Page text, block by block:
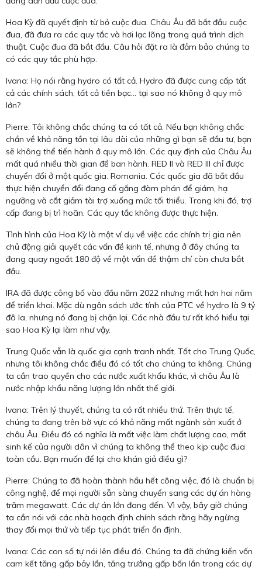
Hoa Kỳ đã quyết định từ bỏ cuộc đua. Châu Âu đã bắt đầu cuộc
đua, đã đưa ra các quy tắc và hơi lạc lõng trong quá trình dịch
thuật. Cuộc đua đã bắt đầu. Câu hỏi đặt ra là đảm bảo chúng ta
có các quy tắc phù hợp.
Ivana: Họ nói rằng hydro có tất cả. Hydro đã được cung cấp tất
cả các chính sách, tất cả tiền bạc... tại sao nó không ở quy mô
lớn?
Pierre: Tôi không chắc chúng ta có tất cả. Nếu bạn không chắc
chắn về khả năng tồn tại lâu dài của những gì bạn sẽ đầu tư, bạn
sẽ không thể tiến hành ở quy mô lớn. Các quy định của Châu Âu
mất quá nhiều thời gian để ban hành. RED II và RED III chỉ được
chuyển đổi ở một quốc gia. Romania. Các quốc gia đã bắt đầu
thực hiện chuyển đổi đang cố gắng đàm phán để giảm, hạ
ngưỡng và cắt giảm tài trợ xuống mức tối thiểu. Trong khi đó, trợ
cấp đang bị trì hoãn. Các quy tắc không được thực hiện.
Tình hình của Hoa Kỳ là một ví dụ về việc các chính trị gia nên
chủ động giải quyết các vấn đề kinh tế, nhưng ở đây chúng ta
đang quay ngoắt 180 độ về một vấn đề thậm chí còn chưa bắt
đầu.
IRA đã được công bố vào đầu năm 2022 nhưng mất hơn hai năm
để triển khai. Mặc dù ngân sách ước tính của PTC về hydro là 9 tỷ
đô la, nhưng nó đang bị chặn lại. Các nhà đầu tư rất khó hiểu tại
sao Hoa Kỳ lại làm như vậy.
Trung Quốc vẫn là quốc gia cạnh tranh nhất. Tốt cho Trung Quốc,
nhưng tôi không chắc điều đó có tốt cho chúng ta không. Chúng
ta cần trao quyền cho các nước xuất khẩu khác, vì châu Âu là
nước nhập khẩu năng lượng lớn nhất thế giới.
Ivana: Trên lý thuyết, chúng ta có rất nhiều thứ. Trên thực tế,
chúng ta đang trên bờ vực có khả năng mất ngành sản xuất ở
châu Âu. Điều đó có nghĩa là mất việc làm chất lượng cao, mất
sinh kế của người dân vì chúng ta không thể theo kịp cuộc đua
toàn cầu. Bạn muốn để lại cho khán giả điều gì?
Pierre: Chúng ta đã hoàn thành hầu hết công việc, đó là chuẩn bị
công nghệ, để mọi người sẵn sàng chuyển sang các dự án hàng
trăm megawatt. Các dự án lớn đang đến. Vì vậy, bây giờ chúng
ta cần nói với các nhà hoạch định chính sách rằng hãy ngừng
thay đổi mọi thứ và tiếp tục phát triển ổn định.
Ivana: Các con số tự nói lên điều đó. Chúng ta đã chứng kiến ​​vốn
cam kết tăng gấp bảy lần, tăng trưởng gấp bốn lần trong các dự